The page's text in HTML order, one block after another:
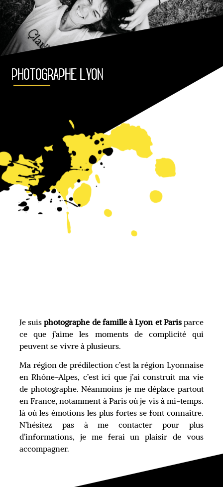
PHOTOGRAPHE LYON
Je suisphotographe de famille àLyon et Parisparce
ce que j’aime les moments de complicité qui
peuvent se vivre à plusieurs.
Ma région de prédilection c’est la région Lyonnaise
en Rhône-Alpes, c’est ici que j’ai construit ma vie
de photographe. Néanmoins je me déplace partout
en France, notamment à Paris où je vis à mi-temps.
là où les émotions les plus fortes se font connaître.
N’hésitez pas à me contacter pour plus
d’informations, je me ferai un plaisir de vous
accompagner.